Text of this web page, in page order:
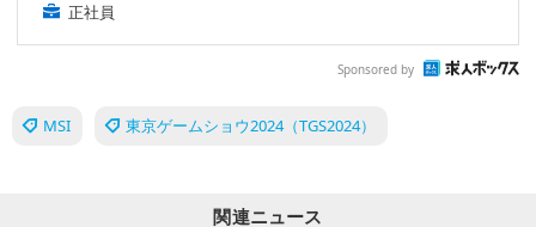
正社員
Sponsored by
MSI 東京ゲームショウ2024（TGS2024）
関連ニュース